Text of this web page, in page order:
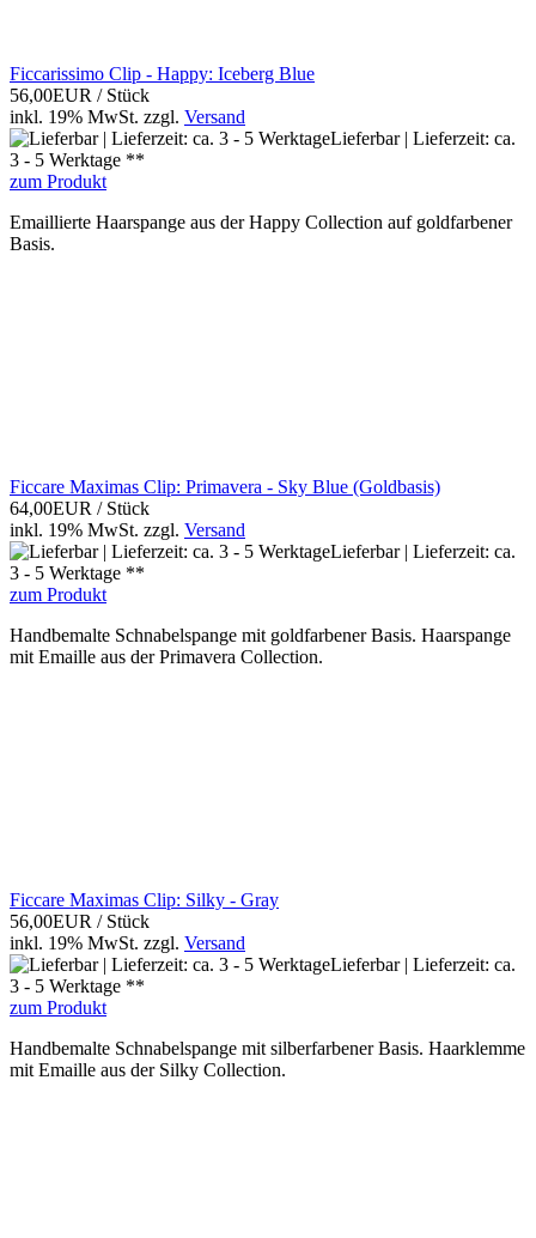
Ficcarissimo Clip - Happy: Iceberg Blue
56,00EUR / Stück
inkl. 19% MwSt. zzgl. Versand
Lieferbar | Lieferzeit: ca.
3 - 5 Werktage **
zum Produkt
Emaillierte Haarspange aus der Happy Collection auf goldfarbener
Basis.
Ficcare Maximas Clip: Primavera - Sky Blue (Goldbasis)
64,00EUR / Stück
inkl. 19% MwSt. zzgl. Versand
Lieferbar | Lieferzeit: ca.
3 - 5 Werktage **
zum Produkt
Handbemalte Schnabelspange mit goldfarbener Basis. Haarspange
mit Emaille aus der Primavera Collection.
Ficcare Maximas Clip: Silky - Gray
56,00EUR / Stück
inkl. 19% MwSt. zzgl. Versand
Lieferbar | Lieferzeit: ca.
3 - 5 Werktage **
zum Produkt
Handbemalte Schnabelspange mit silberfarbener Basis. Haarklemme
mit Emaille aus der Silky Collection.